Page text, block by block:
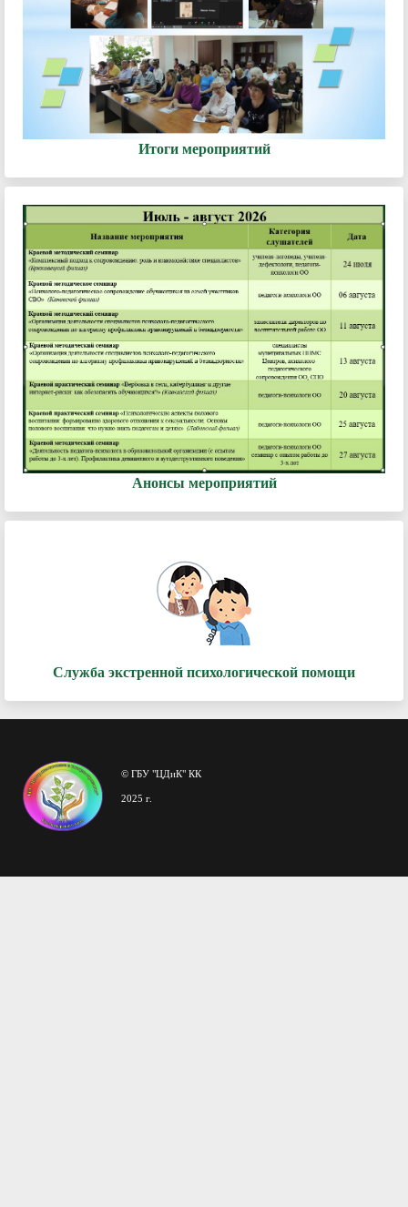
Итоги мероприятий
Анонсы мероприятий
Служба экстренной психологической помощи
© ГБУ "ЦДиК" КК
2025 г.